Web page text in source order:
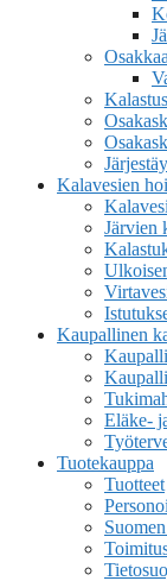
Kalavesien
Järvien
Kaupallinen
Eläke-
Tuotekauppa
Tuotteet